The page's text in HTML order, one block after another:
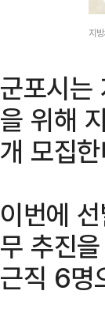
지
군포시는
을 위해
개 모집
이번에
무 추진
근직 6명